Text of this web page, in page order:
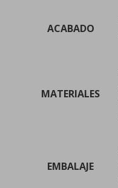
ACABADO
MATERIALES
EMBALAJE